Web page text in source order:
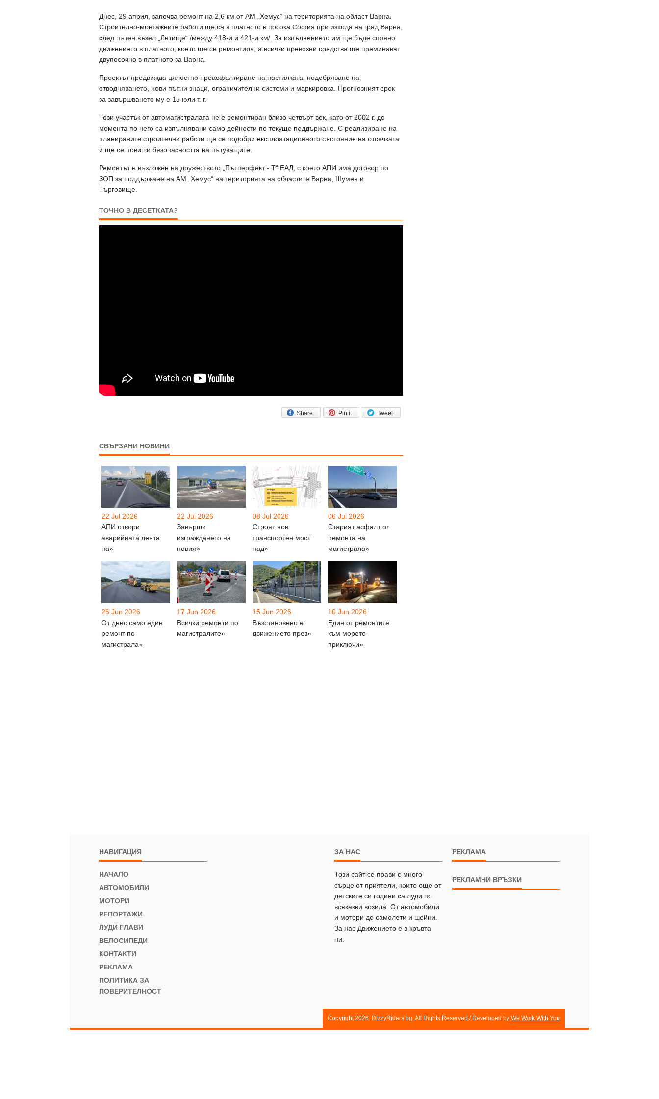
Днес, 29 април, започва ремонт на 2,6 км от АМ „Хемус“ на територията на област Варна.
Строително-монтажните работи ще са в платното в посока София при изхода на град Варна,
след пътен възел „Летище“ /между 418-и и 421-и км/. За изпълнението им ще бъде спряно
движението в платното, което ще се ремонтира, а всички превозни средства ще преминават
двупосочно в платното за Варна.
Проектът предвижда цялостно преасфалтиране на настилката, подобряване на
отводняването, нови пътни знаци, ограничителни системи и маркировка. Прогнозният срок
за завършването му е 15 юли т. г.
Този участък от автомагистралата не е ремонтиран близо четвърт век, като от 2002 г. до
момента по него са изпълнявани само дейности по текущо поддържане. С реализиране на
планираните строителни работи ще се подобри експлоатационното състояние на отсечката
и ще се повиши безопасността на пътуващите.
Ремонтът е възложен на дружеството „Пътперфект - Т“ ЕАД, с което АПИ има договор по
ЗОП за поддържане на АМ „Хемус“ на територията на областите Варна, Шумен и
Търговище.
ТОЧНО В ДЕСЕТКАТА?
Tweet
Pin it
Share
СВЪРЗАНИ НОВИНИ
22 Jul 2026
АПИ отвори
аварийната лента
на»
22 Jul 2026
Завърши
изграждането на
новия»
08 Jul 2026
Строят нов
транспортен мост
над»
06 Jul 2026
Старият асфалт от
ремонта на
магистрала»
26 Jun 2026
От днес само един
ремонт по
магистрала»
17 Jun 2026
Всички ремонти по
магистралите»
15 Jun 2026
Възстановено е
движението през»
10 Jun 2026
Един от ремонтите
към морето
приключи»
НАВИГАЦИЯ
НАЧАЛО
АВТОМОБИЛИ
МОТОРИ
РЕПОРТАЖИ
ЛУДИ ГЛАВИ
ВЕЛОСИПЕДИ
КОНТАКТИ
РЕКЛАМА
ПОЛИТИКА ЗА
ПОВЕРИТЕЛНОСТ
ЗА НАС
Този сайт се прави с много
сърце от приятели, които още от
детските си години са луди по
всякакви возила. От автомобили
и мотори до самолети и шейни.
За нас Движението е в кръвта
ни.
РЕКЛАМА
РЕКЛАМНИ ВРЪЗКИ
Copyright 2026. DizzyRiders.bg. All Rights Reserved / Developed by We Work With You